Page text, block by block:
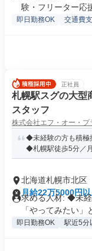
験・フリーター応
即日勤務OK 交通費
正社員
札幌駅スグの大型
スタッフ
株式会社エフ・オー・プ
◆未経験の方も積極
◆札幌駅徒歩5分／
北海道札幌市北区
月給22万5000円以
求める人材: ◆未
「やってみたい」
即日勤務OK 駅近5分